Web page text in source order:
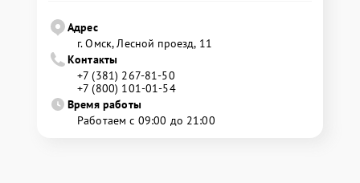
Адрес
г. Омск, ​Лесной проезд, 11
Контакты
+7 (381) 267-81-50
+7 (800) 101-01-54
Время работы
Работаем с 09:00 до 21:00